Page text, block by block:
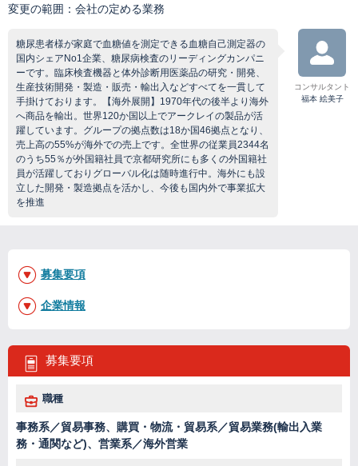
変更の範囲：会社の定める業務
糖尿患者様が家庭で血糖値を測定できる血糖自己測定器の
国内シェアNo1企業、糖尿病検査のリーディングカンパニ
ーです。臨床検査機器と体外診断用医薬品の研究・開発、
生産技術開発・製造・販売・輸出入などすべてを一貫して
手掛けております。【海外展開】1970年代の後半より海外
へ商品を輸出。世界120か国以上でアークレイの製品が活
躍しています。グループの拠点数は18か国46拠点となり、
売上高の55%が海外での売上です。全世界の従業員2344名
のうち55％が外国籍社員で京都研究所にも多くの外国籍社
員が活躍しておりグローバル化は随時進行中。海外にも設
立した開発・製造拠点を活かし、今後も国内外で事業拡大
を推進
コンサルタント
福本 絵美子
募集要項
職種
事務系／貿易事務、購買・物流・貿易系／貿易業務(輸出入業
務・通関など)、営業系／海外営業
募集要項
企業情報